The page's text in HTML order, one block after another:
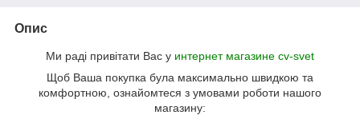
Опис
Ми раді привітати Вас у интернет магазине cv-svet
Щоб Ваша покупка була максимально швидкою та
комфортною, ознайомтеся з умовами роботи нашого
магазину: